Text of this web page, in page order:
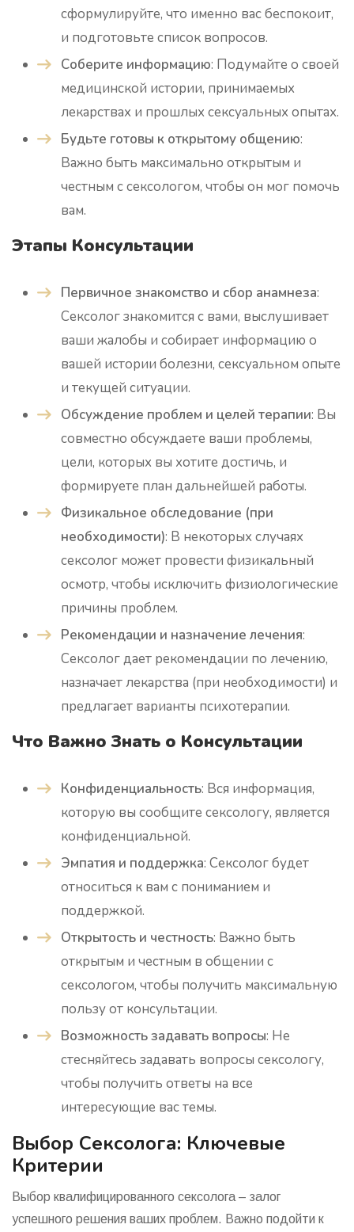
сформулируйте, что именно вас беспокоит,
и подготовьте список вопросов.
Соберите информацию: Подумайте о своей
медицинской истории, принимаемых
лекарствах и прошлых сексуальных опытах.
Будьте готовы к открытому общению:
Важно быть максимально открытым и
честным с сексологом, чтобы он мог помочь
вам.
Этапы Консультации
Первичное знакомство и сбор анамнеза:
Сексолог знакомится с вами, выслушивает
ваши жалобы и собирает информацию о
вашей истории болезни, сексуальном опыте
и текущей ситуации.
Обсуждение проблем и целей терапии: Вы
совместно обсуждаете ваши проблемы,
цели, которых вы хотите достичь, и
формируете план дальнейшей работы.
Физикальное обследование (при
необходимости): В некоторых случаях
сексолог может провести физикальный
осмотр, чтобы исключить физиологические
причины проблем.
Рекомендации и назначение лечения:
Сексолог дает рекомендации по лечению,
назначает лекарства (при необходимости) и
предлагает варианты психотерапии.
Что Важно Знать о Консультации
Конфиденциальность: Вся информация,
которую вы сообщите сексологу, является
конфиденциальной.
Эмпатия и поддержка: Сексолог будет
относиться к вам с пониманием и
поддержкой.
Открытость и честность: Важно быть
открытым и честным в общении с
сексологом, чтобы получить максимальную
пользу от консультации.
Возможность задавать вопросы: Не
стесняйтесь задавать вопросы сексологу,
чтобы получить ответы на все
интересующие вас темы.
Выбор Сексолога: Ключевые
Критерии
Выбор квалифицированного сексолога – залог
успешного решения ваших проблем. Важно подойти к